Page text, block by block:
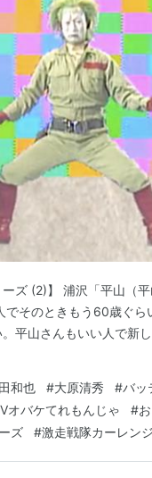
ーズ (2)】 浦沢「平山（
でそのときもう60歳ぐ
平山さんもいい人で新
和也 #大原清秀 #バッ
オバケてれもんじゃ #
ズ #激走戦隊カーレン